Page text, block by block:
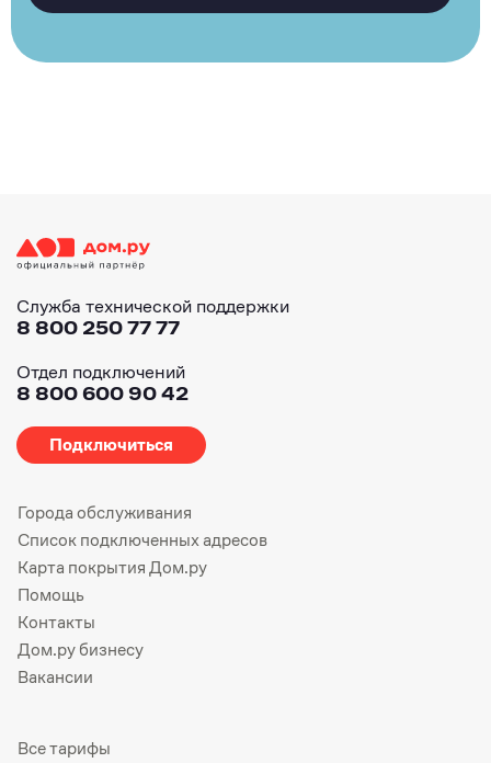
Служба технической поддержки
8 800 250 77 77
Отдел подключений
8 800 600 90 42
Подключиться
Города обслуживания
Список подключенных адресов
Карта покрытия Дом.ру
Помощь
Контакты
Дом.ру бизнесу
Вакансии
Все тарифы